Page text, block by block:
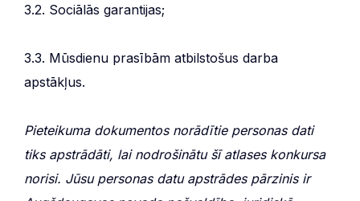
3.2. Sociālās garantijas;
3.3. Mūsdienu prasībām atbilstošus darba
apstākļus.
Pieteikuma dokumentos norādītie personas dati
tiks apstrādāti, lai nodrošinātu šī atlases konkursa
norisi. Jūsu personas datu apstrādes pārzinis ir